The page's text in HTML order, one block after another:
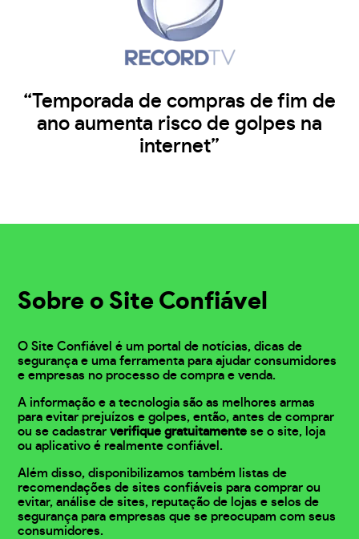
“Temporada de compras de fim de
ano aumenta risco de golpes na
internet”
Sobre o Site Confiável
O Site Confiável é um portal de notícias, dicas de
segurança e uma ferramenta para ajudar consumidores
e empresas no processo de compra e venda.
A informação e a tecnologia são as melhores armas
para evitar prejuízos e golpes, então, antes de comprar
ou se cadastrarverifique gratuitamente se o site, loja
ou aplicativo é realmente confiável.
Além disso, disponibilizamos também listas de
recomendações de sites confiáveis para comprar ou
evitar, análise de sites, reputação de lojas e selos de
segurança para empresas que se preocupam com seus
consumidores.